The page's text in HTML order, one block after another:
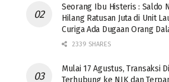
Seorang Ibu Histeris : Saldo
Hilang Ratusan Juta di Unit
Curiga Ada Dugaan Orang
2339 SHARES
Mulai 17 Agustus, Transaksi
Terhubung ke NIK dan